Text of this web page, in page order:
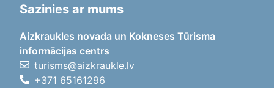
Sazinies ar mums
Aizkraukles novada un Kokneses Tūrisma
informācijas centrs
turisms@aizkraukle.lv
+371 65161296